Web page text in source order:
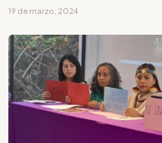
19 de marzo, 2024